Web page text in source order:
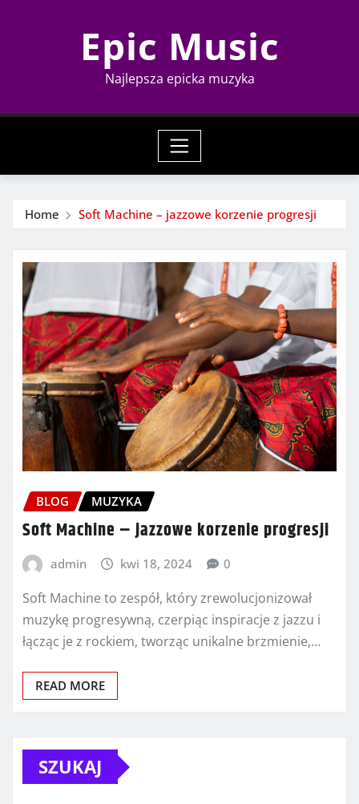
Epic Music
Najlepsza epicka muzyka
Home Soft Machine – jazzowe korzenie progresji
BLOG MUZYKA
Soft Machine – jazzowe korzenie progresji
admin kwi 18, 2024 0
Soft Machine to zespół, który zrewolucjonizował
muzykę progresywną, czerpiąc inspiracje z jazzu i
łącząc je z rockiem, tworząc unikalne brzmienie,…
READ MORE
SZUKAJ